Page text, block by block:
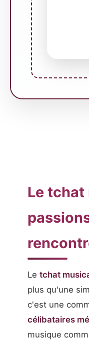
Le tchat
Le tchat
plus qu'une
c'est une
célibataires
musique